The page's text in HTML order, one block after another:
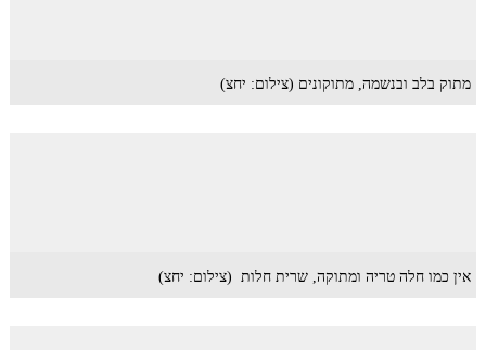
מתוק בלב ובנשמה, מתוקונים (צילום: יחצ)
אין כמו חלה טריה ומתוקה, שרית חלות (צילום: יחצ)